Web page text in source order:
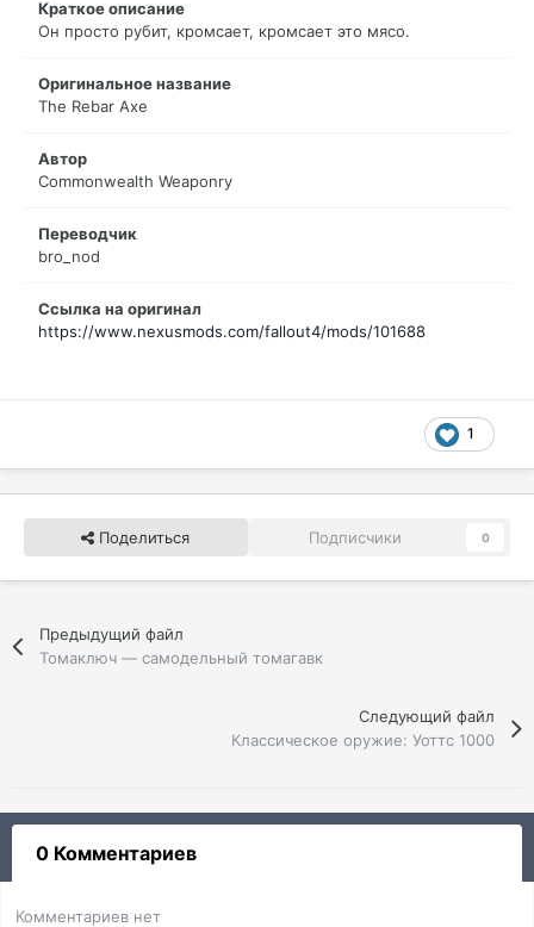
Краткое описание
Он просто рубит, кромсает, кромсает это мясо.
Оригинальное название
The Rebar Axe
Автор
Commonwealth Weaponry
Переводчик
bro_nod
Ссылка на оригинал
https://www.nexusmods.com/fallout4/mods/101688
1
Поделиться Подписчики 0
Предыдущий файл
Томаключ — самодельный томагавк
Следующий файл
Классическое оружие: Уоттс 1000
0 Комментариев
Комментариев нет